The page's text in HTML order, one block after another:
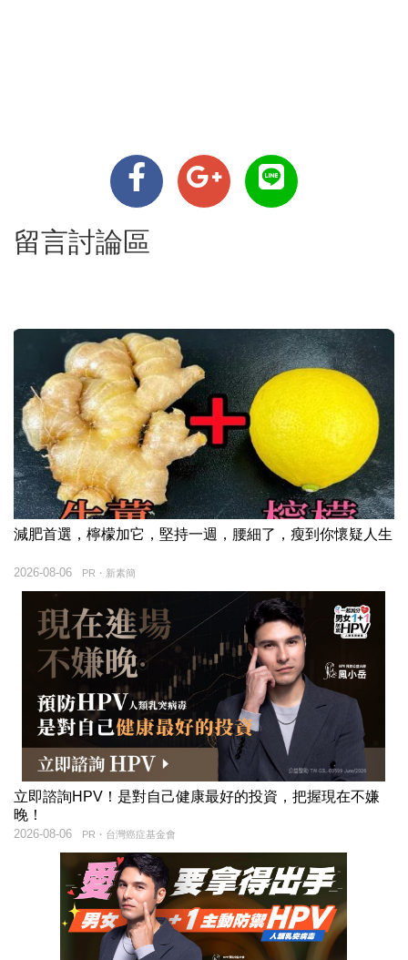
留言討論區
減肥首選，檸檬加它，堅持一週，腰細了，瘦到你懷疑人生
PR・新素簡
2026-08-06
立即諮詢HPV！是對自己健康最好的投資，把握現在不嫌
晚！
PR・台灣癌症基金會
2026-08-06